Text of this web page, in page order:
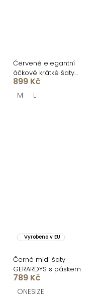
Červené elegantní
áčkové krátké šaty
NATIVE
899 Kč
M L
Vyrobeno v EU
Černé midi šaty
GERARDYS s páskem
789 Kč
ONESIZE